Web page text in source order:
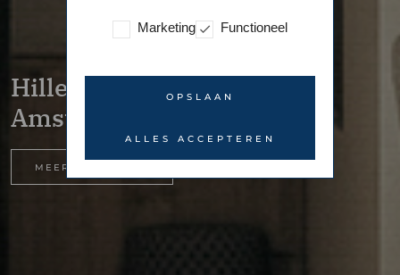
Hillegomstraat 53H –
Amsterdam
MEER INFORMATIE
Marketing Functioneel
OPSLAAN
ALLES ACCEPTEREN